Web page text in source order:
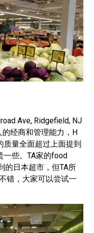
Ave, Ridgefield, NJ
经商和管理能力，H
质量全面超过上面提到
一些。TA家的food
的日本超市，但TA所
错，大家可以尝试一